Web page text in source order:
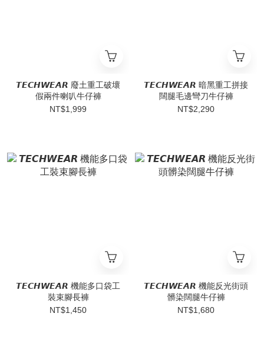
𝙏𝙀𝘾𝙃𝙒𝙀𝘼𝙍 廢土重工破壞
假兩件喇叭牛仔褲
NT$1,999
𝙏𝙀𝘾𝙃𝙒𝙀𝘼𝙍 暗黑重工拼接
闊腿毛邊彎刀牛仔褲
NT$2,290
𝙏𝙀𝘾𝙃𝙒𝙀𝘼𝙍 機能多口袋工
裝束腳長褲
NT$1,450
𝙏𝙀𝘾𝙃𝙒𝙀𝘼𝙍 機能反光街頭
髒染闊腿牛仔褲
NT$1,680